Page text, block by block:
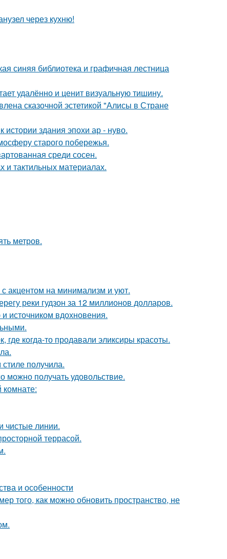
через кухню!
синяя библиотека и графичная лестница
удалённо и ценит визуальную тишину.
сказочной эстетикой "Алисы в Стране
здания эпохи ар - нуво.
старого побережья.
среди сосен.
и тактильных материалах.
метров.
акцентом на минимализм и уют.
реки гудзон за 12 миллионов долларов.
источником вдохновения.
когда-то продавали эликсиры красоты.
получила.
можно получать удовольствие.
чистые линии.
террасой.
и особенности
того, как можно обновить пространство, не